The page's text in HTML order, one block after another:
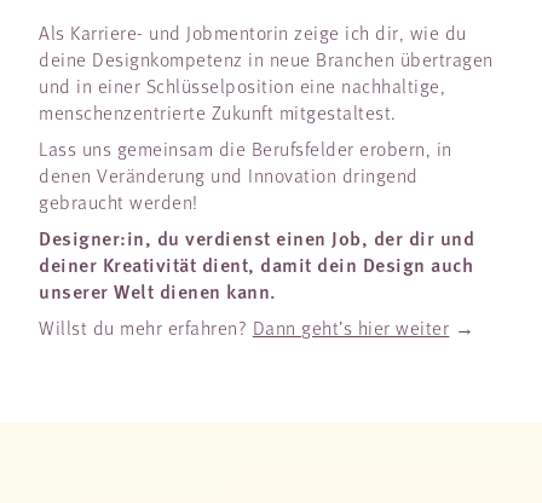
Als Karriere- und Jobmentorin zeige ich dir, wie du
deine Designkompetenz in neue Branchen übertragen
und in einer Schlüsselposition eine nachhaltige,
menschenzentrierte Zukunft mitgestaltest.
Lass uns gemeinsam die Berufsfelder erobern, in
denen Veränderung und Innovation dringend
gebraucht werden!
Designer:in, du verdienst einen Job, der dir und
deiner Kreativität dient, damit dein Design auch
unserer Welt dienen kann.
Willst du mehr erfahren? Dann geht’s hier weiter →